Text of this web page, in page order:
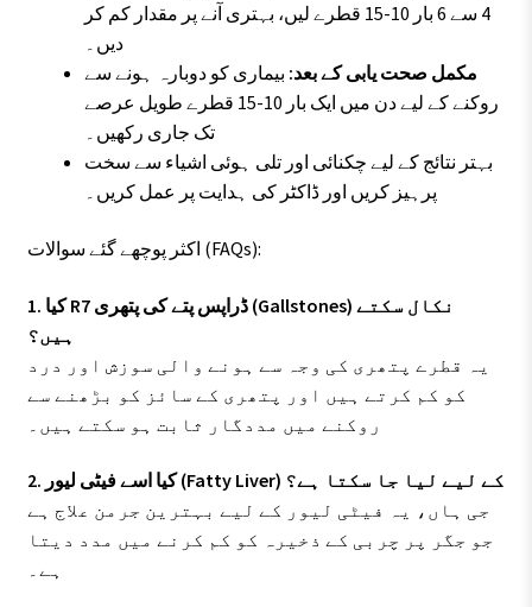
4 سے 6 بار 10-15 قطرے لیں، بہتری آنے پر مقدار کم کر
دیں۔
مکمل صحت یابی کے بعد: بیماری کو دوبارہ ہونے سے
روکنے کے لیے دن میں ایک بار 10-15 قطرے طویل عرصے
تک جاری رکھیں۔
بہتر نتائج کے لیے چکنائی اور تلی ہوئی اشیاء سے سخت
پرہیز کریں اور ڈاکٹر کی ہدایت پر عمل کریں۔
اکثر پوچھے گئے سوالات (FAQs):
1. کیا R7 ڈراپس پتے کی پتھری (Gallstones) نکال سکتے
ہیں؟
یہ قطرے پتھری کی وجہ سے ہونے والی سوزش اور درد
کو کم کرتے ہیں اور پتھری کے سائز کو بڑھنے سے
روکنے میں مددگار ثابت ہو سکتے ہیں۔
2. کیا اسے فیٹی لیور (Fatty Liver) کے لیے لیا جا سکتا ہے؟
جی ہاں، یہ فیٹی لیور کے لیے بہترین جرمن علاج ہے
جو جگر پر چربی کے ذخیرہ کو کم کرنے میں مدد دیتا
ہے۔